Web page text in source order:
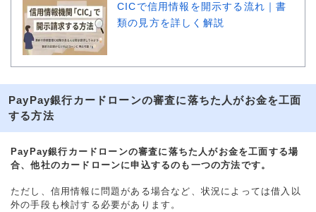
CICで信用情報を開示する流れ｜書
類の見方を詳しく解説
PayPay銀行カードローンの審査に落ちた人がお金を工面
する方法
PayPay銀行カードローンの審査に落ちた人がお金を工面する場
合、他社のカードローンに申込するのも一つの方法です。
ただし、信用情報に問題がある場合など、状況によっては借入以
外の手段も検討する必要があります。